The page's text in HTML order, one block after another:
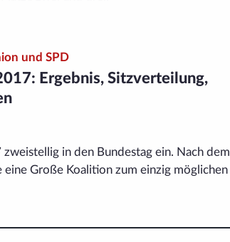
und SPD
Ergebnis, Sitz­verteilung,
in den Bundestag ein. Nach dem
Große Koalition zum einzig möglichen